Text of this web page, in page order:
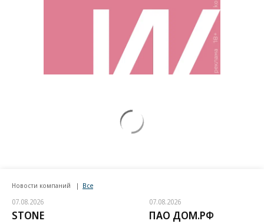
Новости компаний Все
07.08.2026
STONE
07.08.2026
ПАО ДОМ.РФ